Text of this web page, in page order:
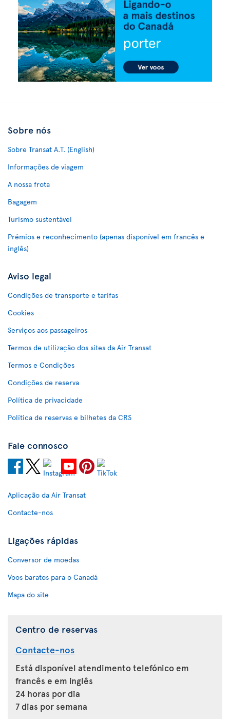
Sobre nós
Sobre Transat A.T. (English)
Informações de viagem
A nossa frota
Bagagem
Turismo sustentável
Prémios e reconhecimento (apenas disponível em francês e
inglês)
Aviso legal
Condições de transporte e tarifas
Cookies
Serviços aos passageiros
Termos de utilização dos sites da Air Transat
Termos e Condições
Condições de reserva
Política de privacidade
Política de reservas e bilhetes da CRS
Fale connosco
Aplicação da Air Transat
Contacte-nos
Ligações rápidas
Conversor de moedas
Voos baratos para o Canadá
Mapa do site
Centro de reservas
Contacte-nos
Está disponível atendimento telefónico em
francês e em inglês
24 horas por dia
7 dias por semana